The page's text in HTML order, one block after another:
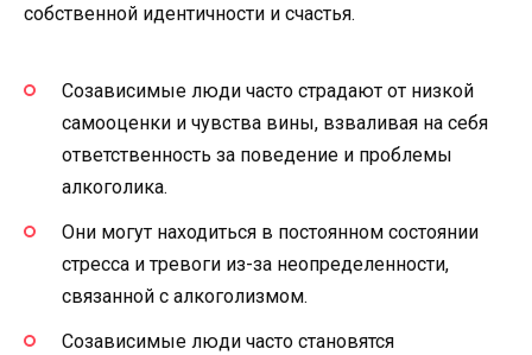
собственной идентичности и счастья.
Созависимые люди часто страдают от низкой
самооценки и чувства вины, взваливая на себя
ответственность за поведение и проблемы
алкоголика.
Они могут находиться в постоянном состоянии
стресса и тревоги из-за неопределенности,
связанной с алкоголизмом.
Созависимые люди часто становятся